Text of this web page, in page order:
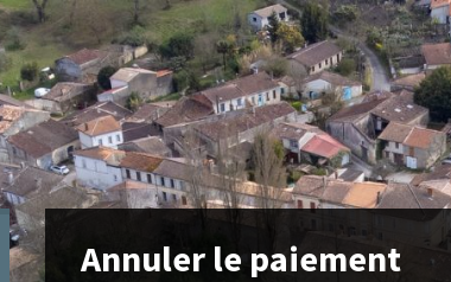
Annuler le paiement